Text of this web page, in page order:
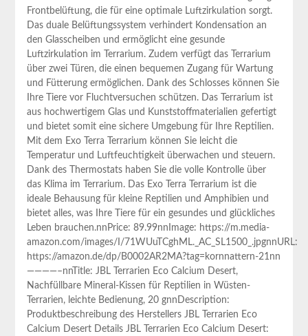
Frontbelüftung, die für eine optimale Luftzirkulation sorgt.
Das duale Belüftungssystem verhindert Kondensation an
den Glasscheiben und ermöglicht eine gesunde
Luftzirkulation im Terrarium. Zudem verfügt das Terrarium
über zwei Türen, die einen bequemen Zugang für Wartung
und Fütterung ermöglichen. Dank des Schlosses können Sie
Ihre Tiere vor Fluchtversuchen schützen. Das Terrarium ist
aus hochwertigem Glas und Kunststoffmaterialien gefertigt
und bietet somit eine sichere Umgebung für Ihre Reptilien.
Mit dem Exo Terra Terrarium können Sie leicht die
Temperatur und Luftfeuchtigkeit überwachen und steuern.
Dank des Thermostats haben Sie die volle Kontrolle über
das Klima im Terrarium. Das Exo Terra Terrarium ist die
ideale Behausung für kleine Reptilien und Amphibien und
bietet alles, was Ihre Tiere für ein gesundes und glückliches
Leben brauchen.nnPrice: 89.99nnImage: https://m.media-
amazon.com/images/I/71WUuTCghML._AC_SL1500_.jpgnnURL:
https://amazon.de/dp/B0002AR2MA?tag=kornnattern-21nn
————–nnTitle: JBL Terrarien Eco Calcium Desert,
Nachfüllbare Mineral-Kissen für Reptilien in Wüsten-
Terrarien, leichte Bedienung, 20 gnnDescription:
Produktbeschreibung des Herstellers JBL Terrarien Eco
Calcium Desert Details JBL Terrarien Eco Calcium Desert: